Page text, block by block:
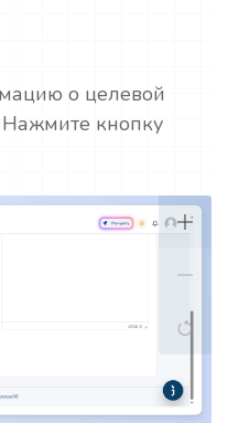
о целевой
Нажмите кнопку